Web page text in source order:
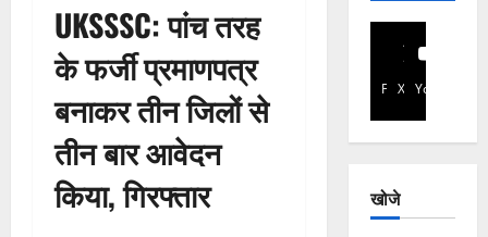
UKSSSC: पांच तरह
के फर्जी प्रमाणपत्र
बनाकर तीन जिलों से
तीन बार आवेदन
किया, गिरफ्तार
Facebook
X YouTube
खोजे